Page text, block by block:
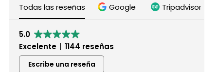
Todas las reseñas Google Tripadvisor
5.0
Excelente
1144 reseñas
Escribe una reseña